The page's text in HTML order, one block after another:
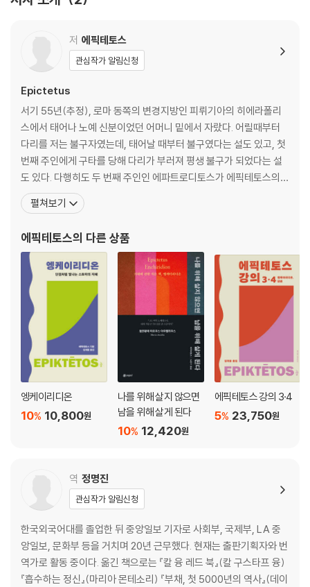
에 닿는다. 소크라테스의 제자 안티스테네스(B.C. 445-B.C. 365)가 시
작한 키니코스 학파에 따르면, 삶의 목표는 미덕을 성취하는 것이며, 미덕
을 성취하는 것이 곧 행복에 이르는 길이다. 그 길은 곧 사회적 제약으로부
터 자유로운 상태에서 자연과 일치를 이루며 소박하게 사는 것이다. 키니
스테네스의 제자로 현대인에게 잘 알려진 디오게네스가 키니코스 학파가
추구했던 삶을 극단적인 모습으로 보여주고 있다. 키니코스 학파뿐만 아니
라 스토아 학파도 자연과의 조화를 강조한다. 그런 까닭에 전체 우주와 우
주의 한 부분인 인간 개인의 바람직한 관계에 대한 언급이 자주 나온다. 이
책에서 말하는 신은 우주 또는 자연을 뜻한다. 그러기에 인간이 신의 본성
을 닮으려 노력해야 한다는 엄청난 가르침이 가능하다.
에픽테토스가 직접 남긴 글은 하나도 없다. 모두가 그의 제자인 아리아노
스를 통해 알려지게 되었다. 아리아노스는 스승의 가르침을 『강의』(Disco
urses)라는 제목의 책에 담았다. 이 책은 원래 총 8권이었지만, 지금은 4
권만 전해오고 있다. 아리아노스는 『강의』와 별도로 에픽테토스의 가르침
중에서 도덕적으로 유익한 조언만을 간추려서 일종의 명언집인 『어록』(E
ncheiridion)을 엮었다. 『어록』은 대부분 『강의』에서 끌어낸 글이지만
『강의』의 요약은 아니며, 사람이 도덕적으로 살아가는 데에 필요한 것으로
판단되는 가르침만을 모은 것이다. 말하자면, 어떤 상황에서도 정신적 자
유와 행복을 성취할 수 있는 길을 제시하는 실용서이다. 그래서 『어록』은
특히 10세기 이후로 기독교 수도원의 생활 지침서로 널리 활용되었다.
하버드 클래식스에 실린 『The Golden Sayings of Epictetus』는 퀸스
칼리지 벨파스트의 고전학 교수를 지낸 해스팅스 크로슬리(Hastings Cr
저 에픽테토스
관심작가 알림신청
Epictetus
서기 55년(추정), 로마 동쪽의 변경지방인 피뤼기아의 히에라폴리
스에서 태어나 노예 신분이었던 어머니 밑에서 자랐다. 어릴때부터
다리를 저는 불구자였는데, 태어날 때부터 불구였다는 설도 있고, 첫
번째 주인에게 구타를 당해 다리가 부러져 평생 불구가 되었다는 설
도 있다. 다행히도 두 번째 주인인 에파트로디토스가 에픽테토스의
재능을 인정해 해방노예로 풀어주었고, 당대 최고의 스토아학파 철
학자로 알려진 무소니우스 루푸스에게 철학을 배울 수 있게 해주었
서기 93년경 당시 로마의 폭군 도미티아누스가 철학자 추방령을 발
표하
펼쳐보기
에픽테토스의 다른 상품
엥케이리디온
10,800원
10%
나를 위해 살지 않으면
남을 위해 살게 된다
12,420원
10%
에픽테토스 강의 3·4
23,750원
5%
역 정명진
관심작가 알림신청
한국외국어대를 졸업한 뒤 중앙일보 기자로 사회부, 국제부, LA 중
앙일보, 문화부 등을 거치며 20년 근무했다. 현재는 출판기획자와 번
역가로 활동 중이다. 옮긴 책으로는 『칼 융 레드 북』(칼 구스타프 융)
『흡수하는 정신』(마리아 몬테소리) 『부채, 첫 5000년의 역사』(데이